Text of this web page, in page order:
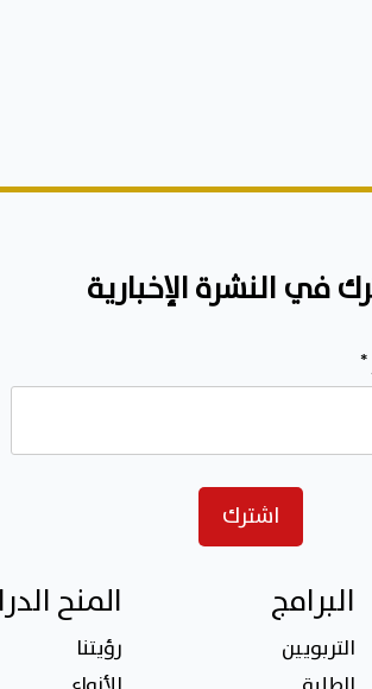
في النشرة الإخبارية
*
البرامج
التربويين
المنح
رؤيتنا